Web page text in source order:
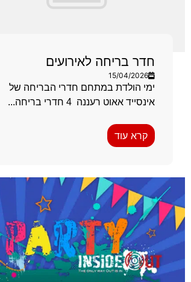
חדר בריחה לאירועים
15/04/2026
ימי הולדת במתחם חדרי הבריחה של
אינסייד אאוט רעננה 4 חדרי בריחה...
קרא עוד